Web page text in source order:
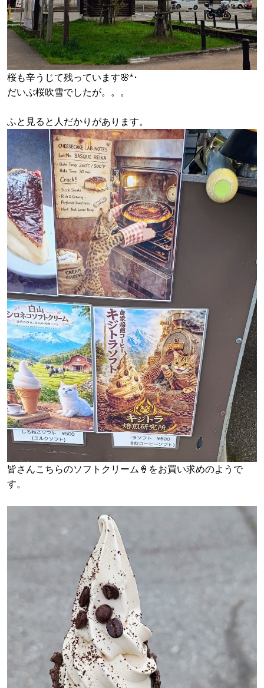
桜も辛うじて残っています🌸*･
だいぶ桜吹雪でしたが。。。
ふと見ると人だかりがあります。
皆さんこちらのソフトクリーム🍦をお買い求めのようで
す。